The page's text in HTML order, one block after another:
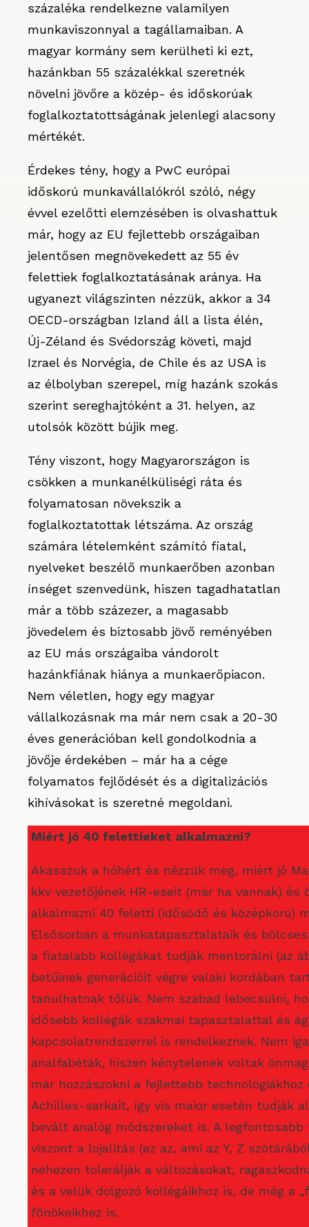
százaléka rendelkezne valamilyen
munkaviszonnyal a tagállamaiban. A
magyar kormány sem kerülheti ki ezt,
hazánkban 55 százalékkal szeretnék
növelni jövőre a közép- és időskorúak
foglalkoztatottságának jelenlegi alacsony
mértékét.
Érdekes tény, hogy a PwC európai
időskorú munkavállalókról szóló, négy
évvel ezelőtti elemzésében is olvashattuk
már, hogy az EU fejlettebb országaiban
jelentősen megnövekedett az 55 év
felettiek foglalkoztatásának aránya. Ha
ugyanezt világszinten nézzük, akkor a 34
OECD-országban Izland áll a lista élén,
Új-Zéland és Svédország követi, majd
Izrael és Norvégia, de Chile és az USA is
az élbolyban szerepel, míg hazánk szokás
szerint sereghajtóként a 31. helyen, az
utolsók között bújik meg.
Tény viszont, hogy Magyarországon is
csökken a munkanélküliségi ráta és
folyamatosan növekszik a
foglalkoztatottak létszáma. Az ország
számára lételemként számító fiatal,
nyelveket beszélő munkaerőben azonban
ínséget szenvedünk, hiszen tagadhatatlan
már a több százezer, a magasabb
jövedelem és biztosabb jövő reményében
az EU más országaiba vándorolt
hazánkfiának hiánya a munkaerőpiacon.
Nem véletlen, hogy egy magyar
vállalkozásnak ma már nem csak a 20-30
éves generációban kell gondolkodnia a
jövője érdekében – már ha a cége
folyamatos fejlődését és a digitalizációs
kihívásokat is szeretné megoldani.
Miért jó 40 felettieket alkalmazni?
Akasszuk a hóhért és nézzük meg, miért jó
kkv vezetőjének HR-eseit (már ha vannak) és
alkalmazni 40 feletti (idősödő és középkorú)
Elsősorban a munkatapasztalataik és
a fiatalabb kollégákat tudják mentorálni (az
betűinek generációit végre valaki kordában
tanulhatnak tőlük. Nem szabad lebecsülni,
idősebb kollégák szakmai tapasztalattal és
kapcsolatrendszerrel is rendelkeznek. Nem
analfabéták, hiszen kénytelenek voltak
már hozzászokni a fejlettebb technológiákhoz
Achilles-sarkait, így vis maior esetén tudják
bevált analóg módszereket is. A legfontosabb
viszont a lojalitás (ez az, ami az Y, Z
nehezen tolerálják a változásokat,
és a velük dolgozó kollégáikhoz is, de még a
főnökeikhez is.